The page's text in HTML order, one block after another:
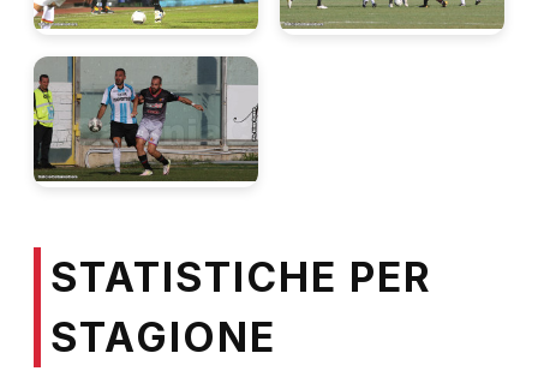
STATISTICHE PER
STAGIONE